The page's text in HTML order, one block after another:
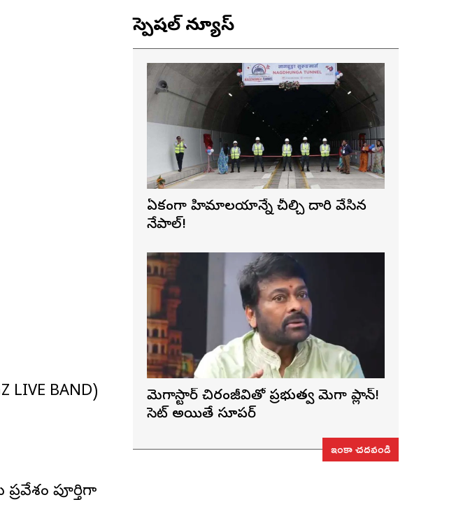
LIVE BAND)
పూర్తిగా
స్పెషల్ న్యూస్
ఏకంగా హిమాలయాన్నే చీల్చి దారి వేసిన
నేపాల్!
మెగాస్టార్ చిరంజీవితో ప్రభుత్వ మెగా ప్లాన్!
సెట్ అయితే సూపర్
ఇంకా చదవండి